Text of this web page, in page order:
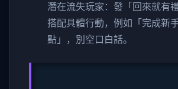
潛在流失玩家：發「回來就有
搭配具體行動，例如「完成新
點」，別空口白話。